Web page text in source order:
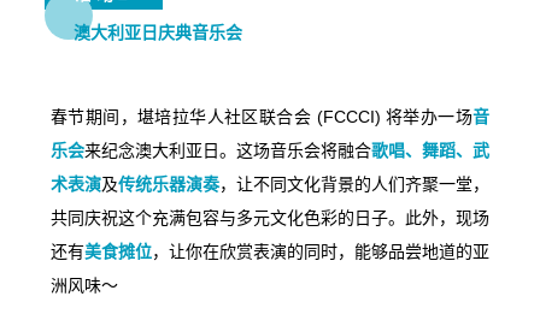
澳大利亚日庆典音乐会
春节期间，堪培拉华人社区联合会 (FCCCI) 将举办一场音
乐会来纪念澳大利亚日。这场音乐会将融合歌唱、舞蹈、武
术表演及传统乐器演奏，让不同文化背景的人们齐聚一堂，
共同庆祝这个充满包容与多元文化色彩的日子。此外，现场
还有美食摊位，让你在欣赏表演的同时，能够品尝地道的亚
洲风味～